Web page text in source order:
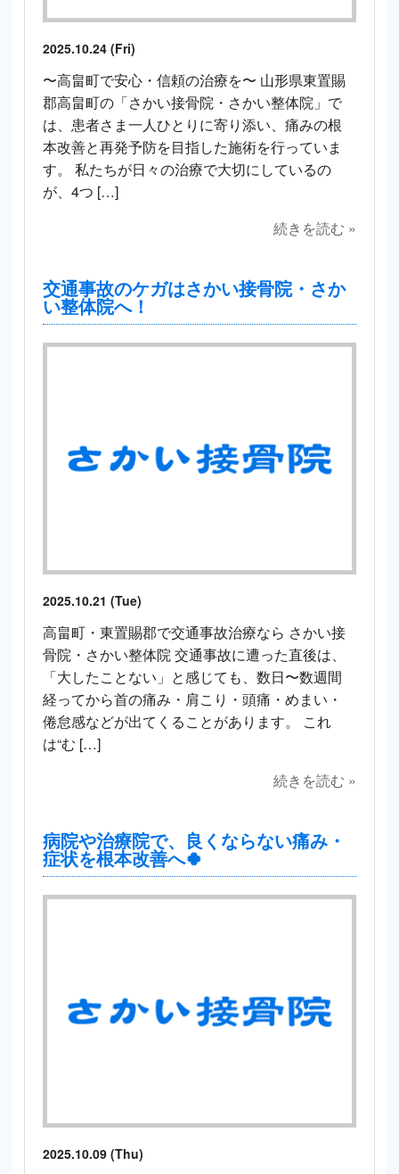
2025.10.24 (Fri)
〜高畠町で安心・信頼の治療を〜 山形県東置賜
郡高畠町の「さかい接骨院・さかい整体院」で
は、患者さま一人ひとりに寄り添い、痛みの根
本改善と再発予防を目指した施術を行っていま
す。 私たちが日々の治療で大切にしているの
が、4つ […]
続きを読む »
交通事故のケガはさかい接骨院・さか
い整体院へ！
2025.10.21 (Tue)
高畠町・東置賜郡で交通事故治療なら さかい接
骨院・さかい整体院 交通事故に遭った直後は、
「大したことない」と感じても、数日〜数週間
経ってから首の痛み・肩こり・頭痛・めまい・
倦怠感などが出てくることがあります。 これ
は“む […]
続きを読む »
病院や治療院で、良くならない痛み・
症状を根本改善へ🍀
2025.10.09 (Thu)